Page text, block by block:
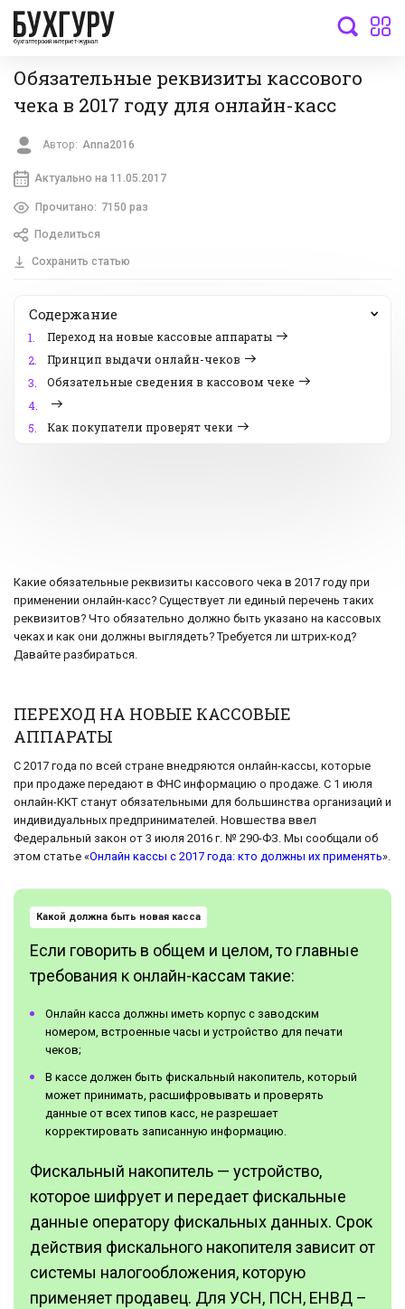
бухгалтерский интернет-журнал
Обязательные реквизиты кассового
чека в 2017 году для онлайн-касс
Автор: Anna2016
Актуально на 11.05.2017
Прочитано: 7150 раз
Поделиться
Сохранить статью
Содержание
1.
Переход на новые кассовые аппараты
2.
Принцип выдачи онлайн-чеков
3.
Обязательные сведения в кассовом чеке
4.
5.
Как покупатели проверят чеки
Какие обязательные реквизиты кассового чека в 2017 году при
применении онлайн-касс? Существует ли единый перечень таких
реквизитов? Что обязательно должно быть указано на кассовых
чеках и как они должны выглядеть? Требуется ли штрих-код?
Давайте разбираться.
ПЕРЕХОД НА НОВЫЕ КАССОВЫЕ
АППАРАТЫ
С 2017 года по всей стране внедряются онлайн-кассы, которые
при продаже передают в ФНС информацию о продаже. С 1 июля
онлайн-ККТ станут обязательными для большинства организаций и
индивидуальных предпринимателей. Новшества ввел
Федеральный закон от 3 июля 2016 г. № 290-ФЗ. Мы сообщали об
этом статье «Онлайн кассы с 2017 года: кто должны их применять».
Какой должна быть новая касса
Если говорить в общем и целом, то главные
требования к онлайн-кассам такие:
Онлайн касса должны иметь корпус с заводским
номером, встроенные часы и устройство для печати
чеков;
В кассе должен быть фискальный накопитель, который
может принимать, расшифровывать и проверять
данные от всех типов касс, не разрешает
корректировать записанную информацию.
Фискальный накопитель — устройство,
которое шифрует и передает фискальные
данные оператору фискальных данных. Срок
действия фискального накопителя зависит от
системы налогообложения, которую
применяет продавец. Для УСН, ПСН, ЕНВД –